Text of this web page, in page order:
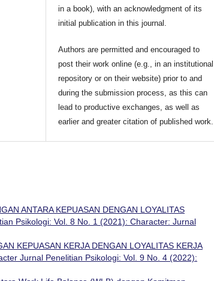
in a book), with an acknowledgment of its
initial publication in this journal.
Authors are permitted and encouraged to
post their work online (e.g., in an institutional
repository or on their website) prior to and
during the submission process, as this can
lead to productive exchanges, as well as
earlier and greater citation of published work.
ANTARA KEPUASAN DENGAN LOYALITAS
Psikologi: Vol. 8 No. 1 (2021): Character: Jurnal
KEPUASAN KERJA DENGAN LOYALITAS KERJA
Jurnal Penelitian Psikologi: Vol. 9 No. 4 (2022):